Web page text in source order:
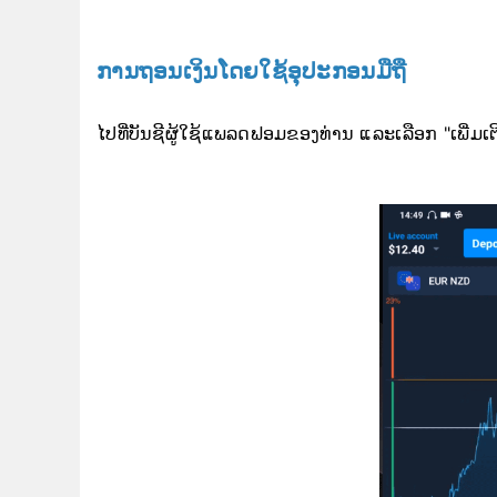
ການຖອນເງິນໂດຍໃຊ້ອຸປະກອນມືຖື
ໄປທີ່ບັນຊີຜູ້ໃຊ້ແພລດຟອມຂອງທ່ານ ແລະເລືອກ "ເພີ່ມເ